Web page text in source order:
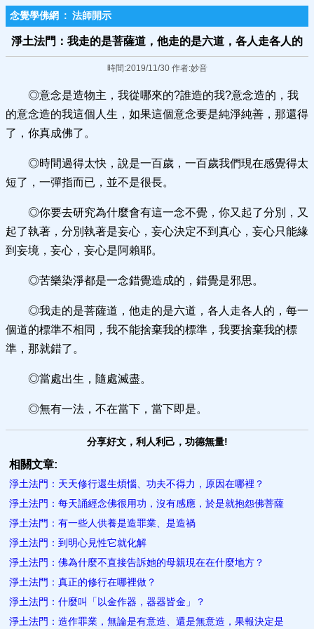
念覺學佛網 : 法師開示
淨土法門：我走的是菩薩道，他走的是六道，各人走各人的
時間:2019/11/30 作者:妙音
◎意念是造物主，我從哪來的?誰造的我?意念造的，我
的意念造的我這個人生，如果這個意念要是純淨純善，那還得
了，你真成佛了。
◎時間過得太快，說是一百歲，一百歲我們現在感覺得太
短了，一彈指而已，並不是很長。
◎你要去研究為什麼會有這一念不覺，你又起了分別，又
起了執著，分別執著是妄心，妄心決定不到真心，妄心只能緣
到妄境，妄心，妄心是阿賴耶。
◎苦樂染淨都是一念錯覺造成的，錯覺是邪思。
◎我走的是菩薩道，他走的是六道，各人走各人的，每一
個道的標準不相同，我不能捨棄我的標準，我要捨棄我的標
準，那就錯了。
◎當處出生，隨處滅盡。
◎無有一法，不在當下，當下即是。
分享好文，利人利己，功德無量!
相關文章:
淨土法門：天天修行還生煩惱、功夫不得力，原因在哪裡？
淨土法門：每天誦經念佛很用功，沒有感應，於是就抱怨佛菩薩
淨土法門：有一些人供養是造罪業、是造禍
淨土法門：到明心見性它就化解
淨土法門：佛為什麼不直接告訴她的母親現在在什麼地方？
淨土法門：真正的修行在哪裡做？
淨土法門：什麼叫「以金作器，器器皆金」？
淨土法門：造作罪業，無論是有意造、還是無意造，果報決定是